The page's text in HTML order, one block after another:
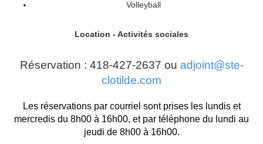
Volleyball
Location - Activités sociales
Réservation : 418-427-2637 ou adjoint@ste-
clotilde.com
Les réservations par courriel sont prises les lundis et
mercredis du 8h00 à 16h00, et par téléphone du lundi au
jeudi de 8h00 à 16h00.